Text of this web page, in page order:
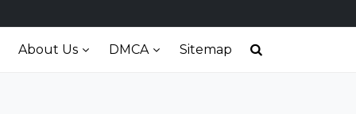
About Us DMCA Sitemap